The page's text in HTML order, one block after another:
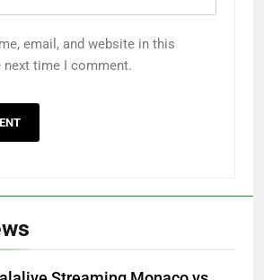
email, and website in this
next time I comment.